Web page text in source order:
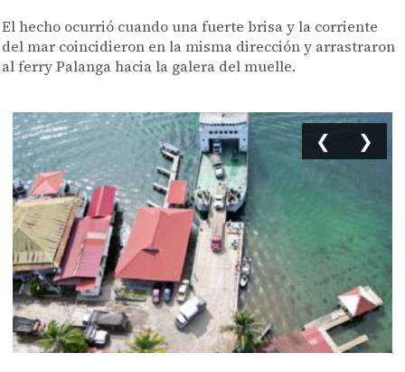
El hecho ocurrió cuando una fuerte brisa y la corriente
del mar coincidieron en la misma dirección y arrastraron
al ferry Palanga hacia la galera del muelle.
❮ ❯